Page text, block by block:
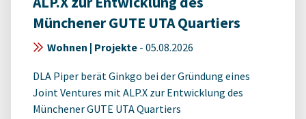
Münchener GUTE UTA Quartiers
Wohnen | Projekte - 05.08.2026
DLA Piper berät Ginkgo bei der Gründung eines
Joint Ventures mit ALP.X zur Entwicklung des
Münchener GUTE UTA Quartiers